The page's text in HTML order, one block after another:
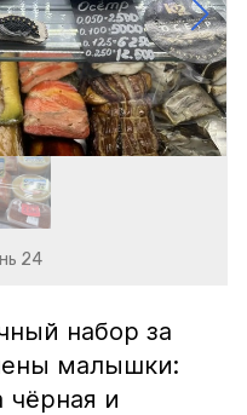
24
набор за
малышки:
и